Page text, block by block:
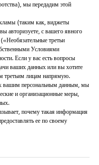
мы передадим этой
(таким как, виджеты
с вашего явного
третьи
Условиями
Если у вас есть вопросы
ваших данных или вы хотите
третьим лицам напрямую.
к вашим персональным данным, мы
и организационные меры,
почему такая информация
ее по своему